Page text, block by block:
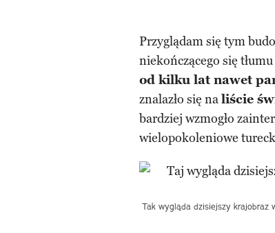
Przyglądam się tym
niekończącego się
od kilku lat nawet
znalazło się naliście
bardziej wzmogło
wielopokoleniowe
Tak wygląda dzisiejszy krajobraz